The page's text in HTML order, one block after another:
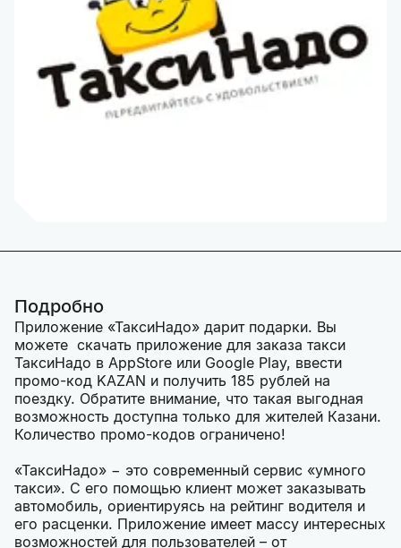
Подробно
Приложение «ТаксиНадо» дарит подарки. Вы
можете скачать приложение для заказа такси
ТаксиНадо в AppStore или Google Play, ввести
промо-код KAZAN и получить 185 рублей на
поездку. Обратите внимание, что такая выгодная
возможность доступна только для жителей Казани.
Количество промо-кодов ограничено!
«ТаксиНадо» ­− это современный сервис «умного
такси». С его помощью клиент может заказывать
автомобиль, ориентируясь на рейтинг водителя и
его расценки. Приложение имеет массу интересных
возможностей для пользователей – от